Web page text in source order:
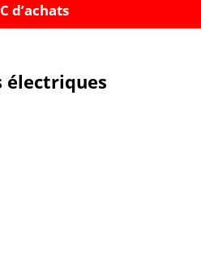
d’achats
électriques